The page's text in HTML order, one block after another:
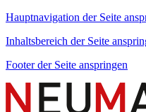
Hauptnavigation der Seite
Inhaltsbereich der Seite
Footer der Seite anspringen